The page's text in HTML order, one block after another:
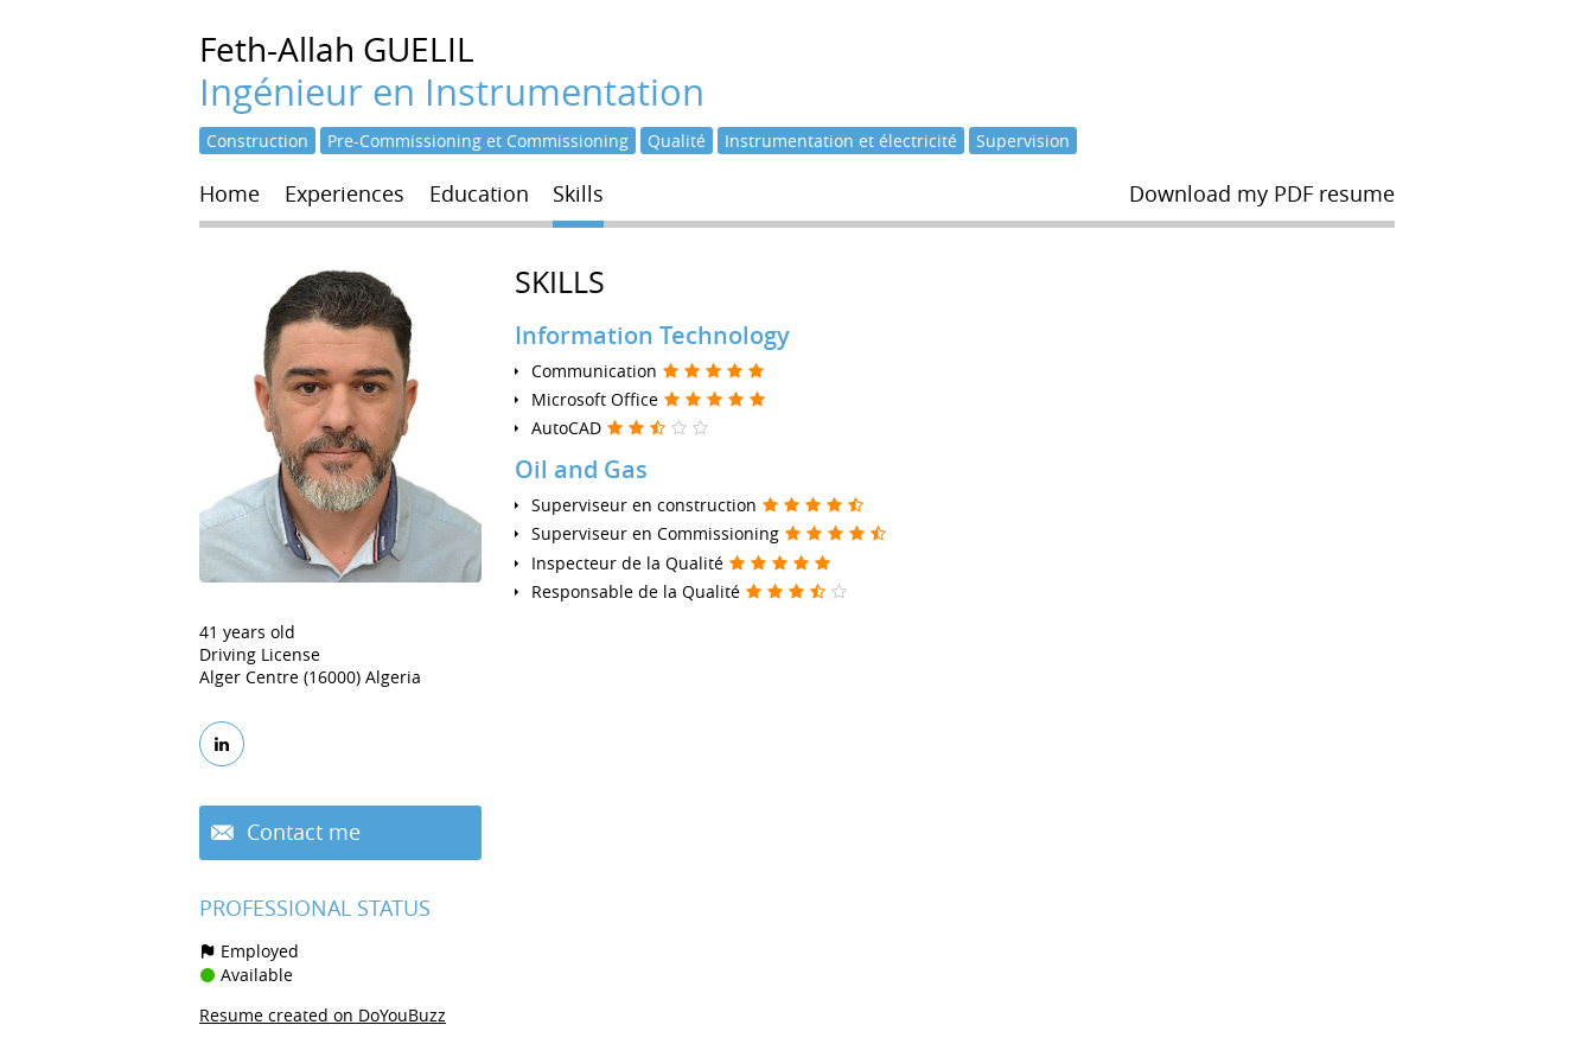
Feth-Allah GUELIL
Ingénieur en Instrumentation
Construction Pre-Commissioning et Commissioning Qualité Instrumentation et électricité Supervision
Home Experiences Education Skills Download my PDF resume
41 years old
Driving License
Alger Centre (16000) Algeria
Contact me
PROFESSIONAL STATUS
Employed
Available
Resume created on DoYouBuzz
SKILLS
Information Technology
Communication
Microsoft Office
AutoCAD
Oil and Gas
Superviseur en construction
Superviseur en Commissioning
Inspecteur de la Qualité
Responsable de la Qualité